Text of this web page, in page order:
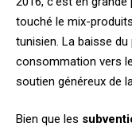
touché le mix-
tunisien. La baisse
consommation vers
soutien généreux de
Bien que les